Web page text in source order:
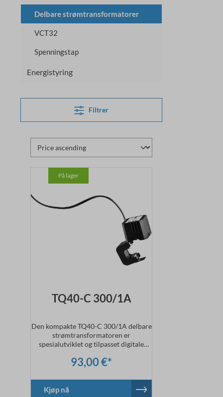
Delbare strømtransformatorer
VCT32
Spenningstap
Energistyring
Filtrer
På lager
TQ40-C 300/1A
Den kompakte TQ40-C 300/1A delbare
strømtransformatoren er
spesialutviklet og tilpasset digitale
koblet til kabelkonvertereren. Klasse 1
målinger. Belastningen på den
nåværende transformatoren er
93,00 €*
Kjøp nå